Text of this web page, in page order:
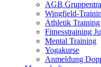
AGB
Wingfield-
Athletik Training
Fitnesstraining
Mental Training
Yogakurse
Anmeldung